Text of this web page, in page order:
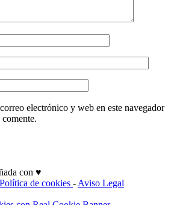
electrónico y web en este navegador
con ♥
Política de cookies - Aviso Legal